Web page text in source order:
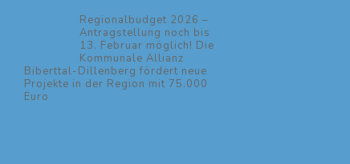
Regionalbudget 2026 –
Antragstellung noch bis
13. Februar möglich! Die
Kommunale Allianz
Biberttal-Dillenberg fördert neue
Projekte in der Region mit 75.000
Euro